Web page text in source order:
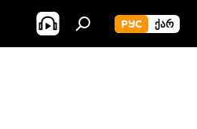
РУС ᲥᲐᲠ